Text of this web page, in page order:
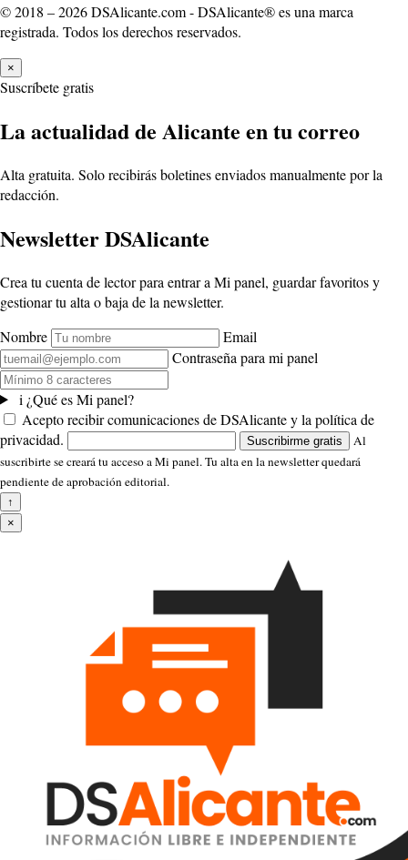
© 2018 – 2026 DSAlicante.com - DSAlicante® es una marca
registrada. Todos los derechos reservados.
×
Suscríbete gratis
La actualidad de Alicante en tu correo
Alta gratuita. Solo recibirás boletines enviados manualmente por la
redacción.
Newsletter DSAlicante
Crea tu cuenta de lector para entrar a Mi panel, guardar favoritos y
gestionar tu alta o baja de la newsletter.
Nombre
Email
Contraseña para mi panel
i ¿Qué es Mi panel?
Acepto recibir comunicaciones de DSAlicante y la política de
privacidad.
Suscribirme gratis
Al
suscribirte se creará tu acceso a Mi panel. Tu alta en la newsletter quedará
pendiente de aprobación editorial.
↑
×